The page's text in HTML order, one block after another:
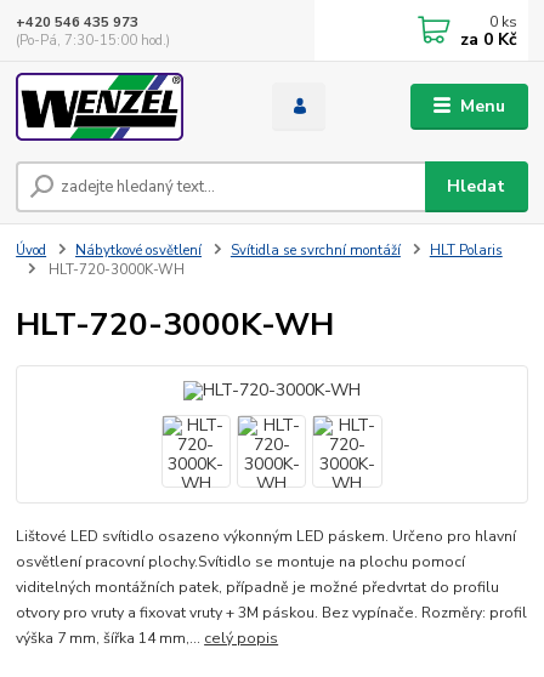
Menu
Hledat
+420 546 435 973
(Po-Pá, 7:30-15:00 hod.)
0 ks
za 0 Kč
Úvod Nábytkové osvětlení Svítidla se svrchní montáží
HLT Polaris
HLT-720-3000K-WH
HLT-720-3000K-WH
Lištové LED svítidlo osazeno výkonným LED páskem. Určeno pro hlavní
osvětlení pracovní plochy.Svítidlo se montuje na plochu pomocí
viditelných montážních patek, případně je možné předvrtat do profilu
otvory pro vruty a fixovat vruty + 3M páskou. Bez vypínače. Rozměry: profil
výška 7 mm, šířka 14 mm,... celý popis